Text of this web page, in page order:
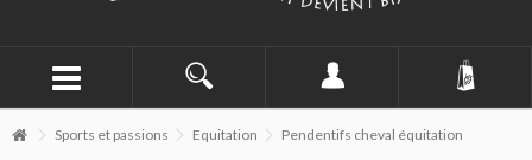
Sports et passions Equitation Pendentifs cheval équitation